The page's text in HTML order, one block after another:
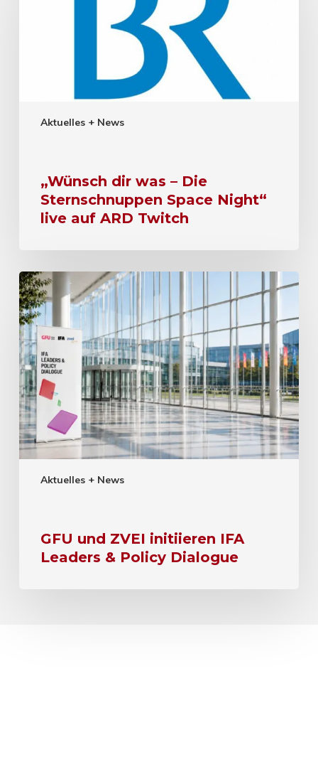
Aktuelles + News
„Wünsch dir was – Die
Sternschnuppen Space Night“
live auf ARD Twitch
Aktuelles + News
GFU und ZVEI initiieren IFA
Leaders & Policy Dialogue